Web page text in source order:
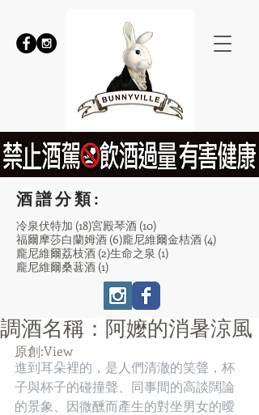
酒譜分類:
冷泉伏特加 (18)18 篇文章
宮殿琴酒 (10)10 篇文章
福爾摩莎白蘭姆酒 (6)6 篇文章
龐尼維爾金桔酒 (4)4 篇文章
龐尼維爾荔枝酒 (2)2 篇文章
生命之泉 (1)1 篇文章
龐尼維爾桑葚酒 (1)1 篇文章
調酒名稱：阿嬤的消暑涼風
原創:View
進到耳朵裡的，是人們清澈的笑聲，杯
子與杯子的碰撞聲、同事間的高談闊論
的景象、因微醺而產生的對坐男女的曖